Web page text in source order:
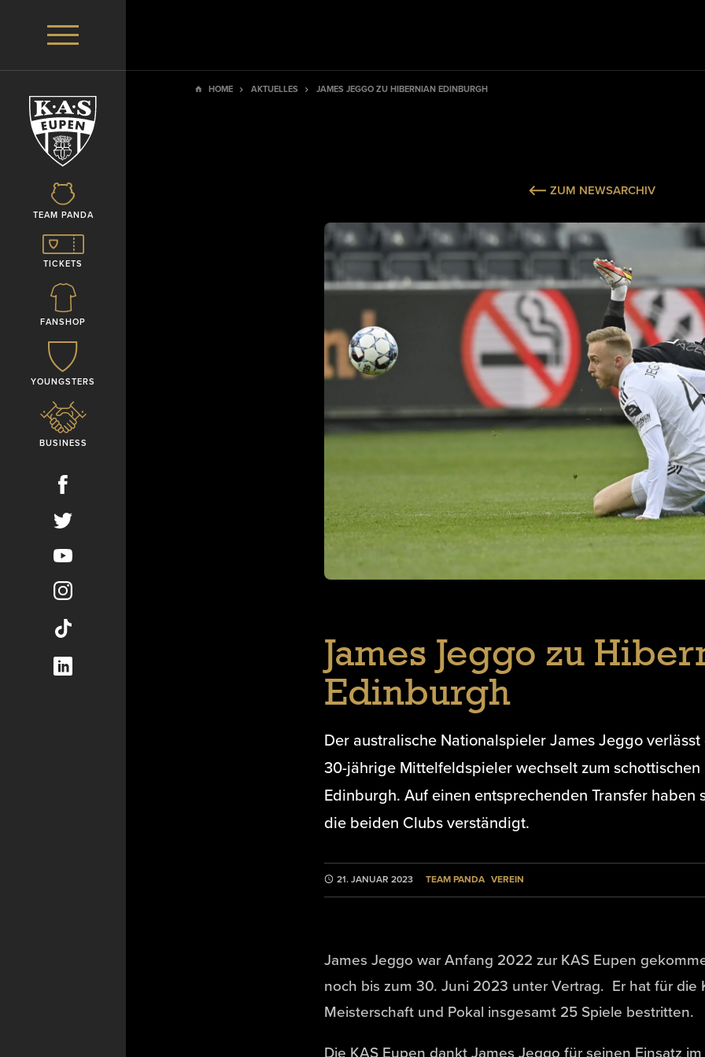
TEAM PANDA
TICKETS
FANSHOP
YOUNGSTERS
BUSINESS
HOME AKTUELLES JAMES JEGGO ZU HIBERNIAN EDINBURGH
ZUM NEWSARCHIV
James Jeggo zu
Edinburgh
Der australische Nationalspieler James Jeggo verlässt
30-jährige Mittelfeldspieler wechselt zum
Edinburgh. Auf einen entsprechenden Transfer haben
die beiden Clubs verständigt.
21. JANUAR 2023 TEAM PANDA VEREIN
James Jeggo war Anfang 2022 zur KAS Eupen
noch bis zum 30. Juni 2023 unter Vertrag. Er hat für die
Meisterschaft und Pokal insgesamt 25 Spiele bestritten.
Die KAS Eupen dankt James Jeggo für seinen Einsatz